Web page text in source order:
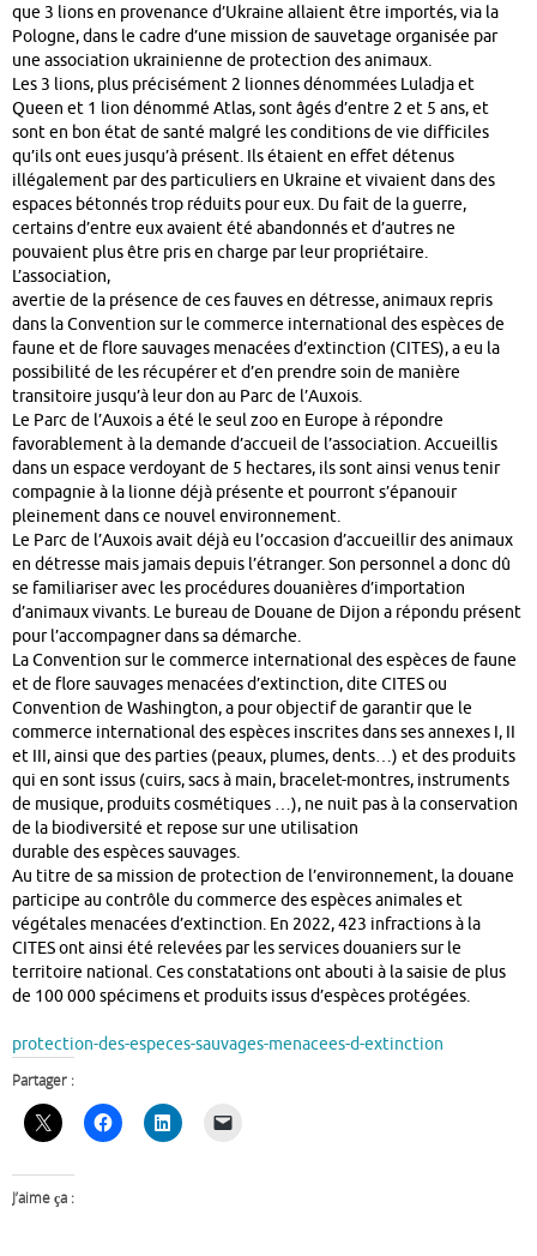
que 3 lions en provenance d’Ukraine allaient être importés, via la
Pologne, dans le cadre d’une mission de sauvetage organisée par
une association ukrainienne de protection des animaux.
Les 3 lions, plus précisément 2 lionnes dénommées Luladja et
Queen et 1 lion dénommé Atlas, sont âgés d’entre 2 et 5 ans, et
sont en bon état de santé malgré les conditions de vie difficiles
qu’ils ont eues jusqu’à présent. Ils étaient en effet détenus
illégalement par des particuliers en Ukraine et vivaient dans des
espaces bétonnés trop réduits pour eux. Du fait de la guerre,
certains d’entre eux avaient été abandonnés et d’autres ne
pouvaient plus être pris en charge par leur propriétaire.
L’association,
avertie de la présence de ces fauves en détresse, animaux repris
dans la Convention sur le commerce international des espèces de
faune et de flore sauvages menacées d’extinction (CITES), a eu la
possibilité de les récupérer et d’en prendre soin de manière
transitoire jusqu’à leur don au Parc de l’Auxois.
Le Parc de l’Auxois a été le seul zoo en Europe à répondre
favorablement à la demande d’accueil de l’association. Accueillis
dans un espace verdoyant de 5 hectares, ils sont ainsi venus tenir
compagnie à la lionne déjà présente et pourront s’épanouir
pleinement dans ce nouvel environnement.
Le Parc de l’Auxois avait déjà eu l’occasion d’accueillir des animaux
en détresse mais jamais depuis l’étranger. Son personnel a donc dû
se familiariser avec les procédures douanières d’importation
d’animaux vivants. Le bureau de Douane de Dijon a répondu présent
pour l’accompagner dans sa démarche.
La Convention sur le commerce international des espèces de faune
et de flore sauvages menacées d’extinction, dite CITES ou
Convention de Washington, a pour objectif de garantir que le
commerce international des espèces inscrites dans ses annexes I, II
et III, ainsi que des parties (peaux, plumes, dents…) et des produits
qui en sont issus (cuirs, sacs à main, bracelet-montres, instruments
de musique, produits cosmétiques …), ne nuit pas à la conservation
de la biodiversité et repose sur une utilisation
durable des espèces sauvages.
Au titre de sa mission de protection de l’environnement, la douane
participe au contrôle du commerce des espèces animales et
végétales menacées d’extinction. En 2022, 423 infractions à la
CITES ont ainsi été relevées par les services douaniers sur le
territoire national. Ces constatations ont abouti à la saisie de plus
de 100 000 spécimens et produits issus d’espèces protégées.
protection-des-especes-sauvages-menacees-d-extinction
Partager :
J’aime ça :